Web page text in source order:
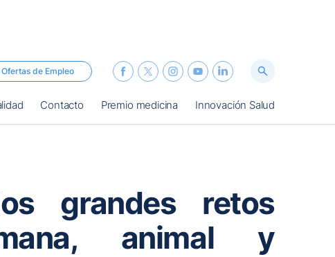
de Empleo
Contacto Premio medicina Innovación Salud
grandes retos
animal y